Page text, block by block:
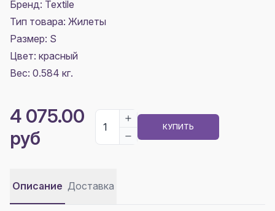
Бренд: Textile
Тип товара: Жилеты
Размер: S
Цвет: красный
Вес: 0.584 кг.
4 075.00
руб
КУПИТЬ
Описание Доставка